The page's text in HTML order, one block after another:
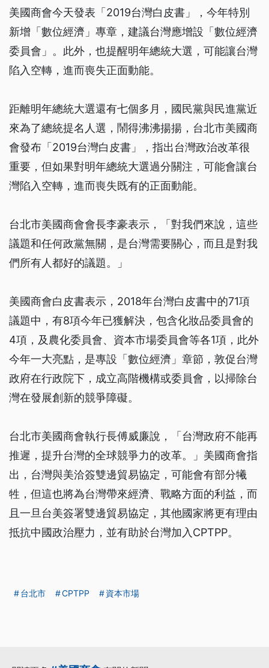
美國商會今天發表「2019台灣白皮書」，今年特別
新增「數位經濟」專章，建議台灣應增設「數位經濟
委員會」。此外，也提醒明年總統大選，可能讓台灣
陷入空轉，進而喪失正面動能。
距離明年總統大選還有七個多月，國民黨與民進黨近
來為了總統提名人選，鬧得沸沸揚揚，台北市美國商
會發布「2019台灣白皮書」，指出台灣政治改革很
重要，但如果對明年總統大選過分關注，可能會讓台
灣陷入空轉，進而喪失既有的正面動能。
台北市美國商會會長李豪表示，「對我們來說，這些
議題和任何政黨無關，是台灣需要關心，而且是對我
們所有人都好的議題。」
美國商會白皮書表示，2018年台灣白皮書中的71項
議題中，有8項今年已獲解決，包含化妝品委員會的
4項，及農化委員會、資本市場委員會等各1項，此外
今年一大亮點，是專設「數位經濟」章節，敦促台灣
政府在行政院下，成立高階機構或委員會，以掃除台
灣在發展創新的競爭障礙。
台北市美國商會執行長傅威廉說，「台灣政府不能再
推遲，提升台灣的全球競爭力的改革。」美國商會指
出，台灣與美洽簽雙邊貿易協定，可能會有部分犧
牲，但這也將為台灣帶來經濟、戰略方面的利益，而
且一旦台美簽署雙邊貿易協定，其他國家將更有理由
抵抗中國政治壓力，並有助於台灣加入CPTPP。
台北市 CPTPP 資本市場